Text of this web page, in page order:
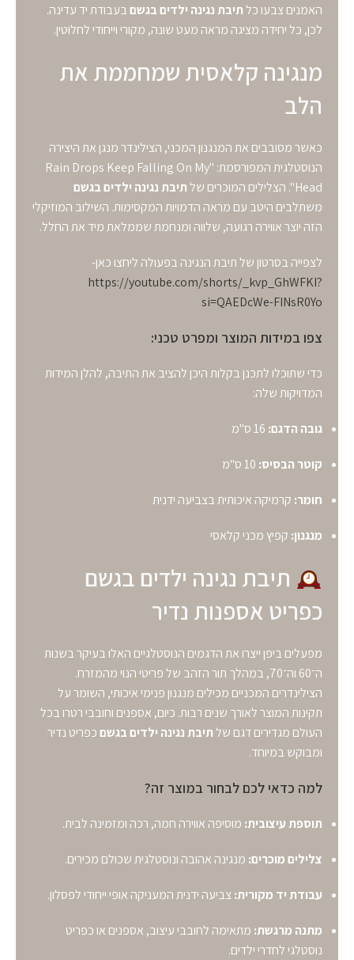
האמנים צבעו כלתיבת נגינה ילדים בגשםבעבודת יד עדינה.
לכן, כל יחידה מציגה מראה מעט שונה, מקורי וייחודי לחלוטין.
מנגינה קלאסית שמחממת את
הלב
כאשר מסובבים את המנגנון המכני, הצילינדר מנגן את היצירה
הנוסטלגית המפורסמת: "Rain Drops Keep Falling On My
Head" . הצלילים המוכרים שלתיבת נגינה ילדים בגשם
משתלבים היטב עם מראה הדמויות המקסימות. השילוב המוזיקלי
הזה יוצר אווירה רגועה, שלווה ומנחמת שממלאת מיד את החלל.
לצפייה בסרטון של תיבת הנגינה בפעולה ליחצו כאן-
https://youtube.com/shorts/_kvp_GhWFKI?
si=QAEDcWe-FINsR0Yo
צפו במידות המוצר ומפרט טכני:
כדי שתוכלו לתכנן בקלות היכן להציב את התיבה, להלן המידות
המדויקות שלה:
גובה הדגם:
קוטר הבסיס:
חומר: קרמיקה איכותית בצביעה ידנית
מנגנון: קפיץ מכני קלאסי
תיבת נגינה ילדים בגשם
כפריט אספנות נדיר
מפעלים ביפן ייצרו את הדגמים הנוסטלגיים האלו בעיקר בשנות
ה־60 וה־70, במהלך תור הזהב של פריטי הנוי מהמזרח.
הצילינדרים המכניים מכילים מנגנון פנימי איכותי, השומר על
תקינות המוצר לאורך שנים רבות. כיום, אספנים וחובבי רטרו בכל
העולם מגדירים דגם שלתיבת נגינה ילדים בגשםכפריט נדיר
ומבוקש במיוחד.
למה כדאי לכם לבחור במוצר זה?
תוספת עיצובית: מוסיפה אווירה חמה, רכה ומזמינה לבית.
צלילים מוכרים: מנגינה אהובה ונוסטלגית שכולם מכירים.
עבודת יד מקורית: צביעה ידנית המעניקה אופי ייחודי לפסלון.
מתנה מרגשת: מתאימה לחובבי עיצוב, אספנים או כפריט
נוסטלגי לחדרי ילדים.